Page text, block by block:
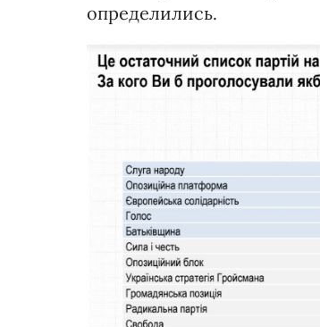
определились.